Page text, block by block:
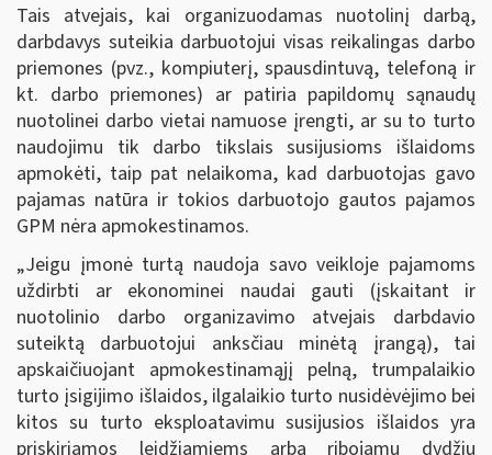
Tais atvejais, kai organizuodamas nuotolinį darbą,
darbdavys suteikia darbuotojui visas reikalingas darbo
priemones (pvz., kompiuterį, spausdintuvą, telefoną ir
kt. darbo priemones) ar patiria papildomų sąnaudų
nuotolinei darbo vietai namuose įrengti, ar su to turto
naudojimu tik darbo tikslais susijusioms išlaidoms
apmokėti, taip pat nelaikoma, kad darbuotojas gavo
pajamas natūra ir tokios darbuotojo gautos pajamos
GPM nėra apmokestinamos.
„Jeigu įmonė turtą naudoja savo veikloje pajamoms
uždirbti ar ekonominei naudai gauti (įskaitant ir
nuotolinio darbo organizavimo atvejais darbdavio
suteiktą darbuotojui anksčiau minėtą įrangą), tai
apskaičiuojant apmokestinamąjį pelną, trumpalaikio
turto įsigijimo išlaidos, ilgalaikio turto nusidėvėjimo bei
kitos su turto eksploatavimu susijusios išlaidos yra
priskiriamos leidžiamiems arba ribojamų dydžių